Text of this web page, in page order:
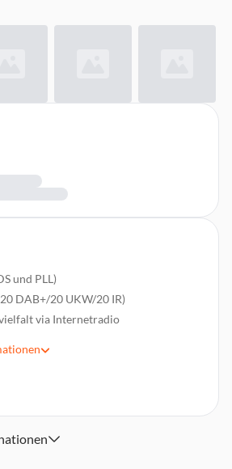
und PLL)
DAB+/20 UKW/20 IR)
via Internetradio
(Empfang)
Ladefunktion und MP3-Wiedergabe
(BxHxT): 35 x 13,3 x 20 cm, 2,63 kg